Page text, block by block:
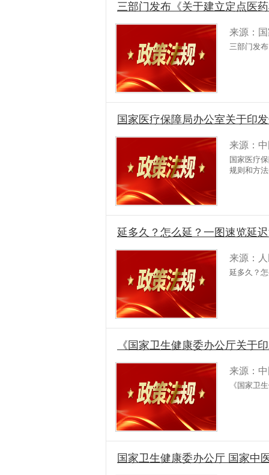
三部门发布《关于建立定点医
来源：
三部门发
国家医疗保障局办公室关于印
来源：
国家医疗
规则和方
延多久？怎么延？一图速览延
来源：
延多久？
《国家卫生健康委办公厅关于
来源：
《国家卫
国家卫生健康委办公厅 国家中